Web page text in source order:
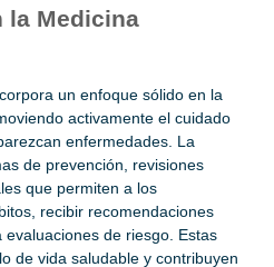
la Medicina
un enfoque sólido en la
activamente el cuidado
enfermedades. La
de prevención, revisiones
que permiten a los
recibir recomendaciones
de riesgo. Estas
de vida saludable y contribuyen